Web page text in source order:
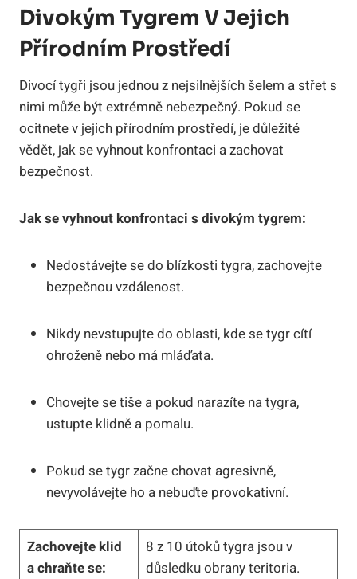
Divokým Tygrem V Jejich
Přírodním Prostředí
Divocí tygři jsou jednou z nejsilnějších šelem a střet s
nimi může být extrémně nebezpečný. Pokud se
ocitnete v jejich přírodním prostředí, je důležité
vědět, jak se vyhnout konfrontaci a zachovat
bezpečnost.
Jak se vyhnout konfrontaci s divokým tygrem:
Nedostávejte se do blízkosti tygra, zachovejte
bezpečnou vzdálenost.
Nikdy nevstupujte do oblasti, kde se tygr cítí
ohroženě nebo má mláďata.
Chovejte se tiše a pokud narazíte na tygra,
ustupte klidně a pomalu.
Pokud se tygr začne chovat agresivně,
nevyvolávejte ho a nebuďte provokativní.
Zachovejte klid
a chraňte se:
8 z 10 útoků tygra jsou v
důsledku obrany teritoria.